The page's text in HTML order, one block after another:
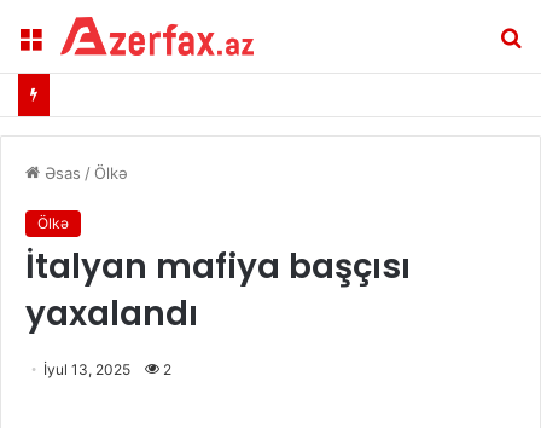
Menu
Əsas /Ölkə
Ölkə
İtalyan mafiya başçısı
yaxalandı
İyul 13, 2025 2